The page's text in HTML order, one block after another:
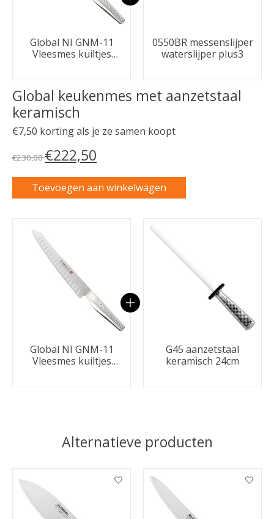
Global NI GNM-11
Vleesmes kuiltjes
0550BR messenslijper
waterslijper plus3
Global keukenmes met aanzetstaal
keramisch
€7,50 korting als je ze samen koopt
€230,00€222,50
Toevoegen aan winkelwagen
Carrousel van gebundelde producten
Global NI GNM-11
Vleesmes kuiltjes
G45 aanzetstaal
keramisch 24cm
Alternatieve producten
Items van productcarrousel